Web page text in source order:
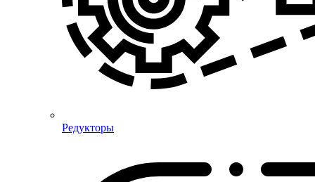
Редукторы